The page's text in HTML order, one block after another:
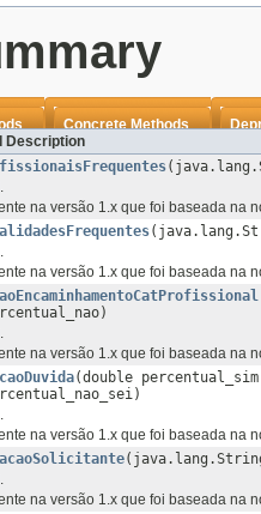
Concrete Methods
Description
na versão 1.x que foi baseada na
na versão 1.x que foi baseada na
na versão 1.x que foi baseada na
(double
na versão 1.x que foi baseada na
na versão 1.x que foi baseada na